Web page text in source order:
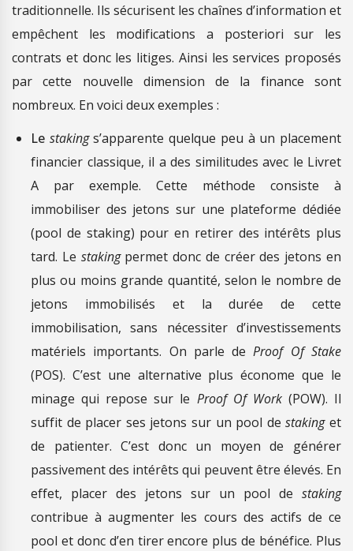
traditionnelle. Ils sécurisent les chaînes d’information et
empêchent les modifications a posteriori sur les
contrats et donc les litiges. Ainsi les services proposés
par cette nouvelle dimension de la finance sont
nombreux. En voici deux exemples :
Le stakings’apparente quelque peu à un placement
financier classique, il a des similitudes avec le Livret
A par exemple. Cette méthode consiste à
immobiliser des jetons sur une plateforme dédiée
(pool de staking) pour en retirer des intérêts plus
tard. Le stakingpermet donc de créer des jetons en
plus ou moins grande quantité, selon le nombre de
jetons immobilisés et la durée de cette
immobilisation, sans nécessiter d’investissements
matériels importants. On parle deProof OfStake
(POS). C’est une alternative plus économe que le
minage qui repose sur le Proof Of Work(POW). Il
suffit de placer ses jetons sur un pool destakinget
de patienter. C’est donc un moyen de générer
passivement des intérêts qui peuvent être élevés. En
effet, placer des jetons sur un pool de staking
contribue à augmenter les cours des actifs de ce
pool et donc d’en tirer encore plus de bénéfice. Plus